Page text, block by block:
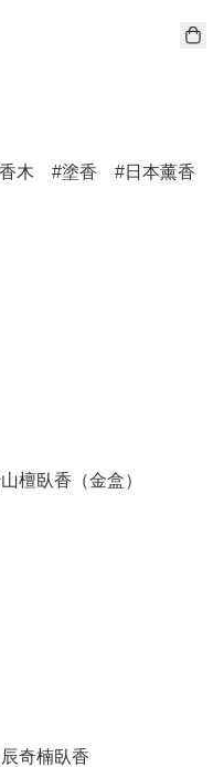
香木 塗香 日本薰香
檀臥香（金盒）
奇楠臥香